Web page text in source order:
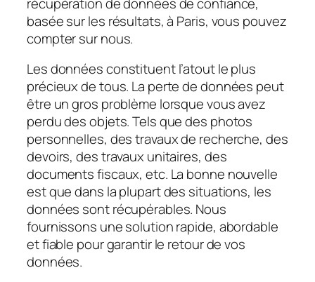
basée sur les résultats, à Paris, vous pouvez
compter sur nous.
Les données constituent l’atout le plus
précieux de tous. La perte de données peut
être un gros problème lorsque vous avez
perdu des objets. Tels que des photos
personnelles, des travaux de recherche, des
devoirs, des travaux unitaires, des
documents fiscaux, etc. La bonne nouvelle
est que dans la plupart des situations, les
données sont récupérables. Nous
fournissons une solution rapide, abordable
et fiable pour garantir le retour de vos
données.